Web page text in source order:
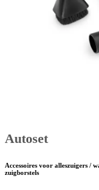
Autoset
Accessoires voor alleszuigers /
zuigborstels